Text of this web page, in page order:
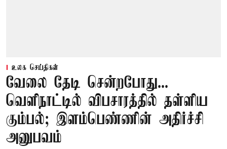
உலக செய்திகள்
வேலை தேடி சென்றபோது...
வெளிநாட்டில் விபசாரத்தில் தள்ளிய
கும்பல்; இளம்பெண்ணின் அதிர்ச்சி
அனுபவம்